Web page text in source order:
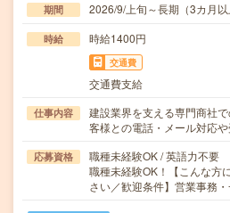
期間 2026/9/上旬～長期（3カ月
時給 時給1400円
交通費
交通費支給
仕事内容
建設業界を支える専門商社
客様との電話・メール対応
応募資格
職種未経験OK / 英語力不要
職種未経験OK！【こんな方
さい／歓迎条件】営業事務